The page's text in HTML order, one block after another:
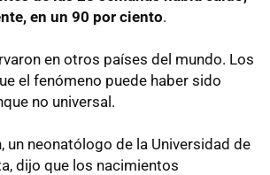
en un 90 por ciento.
en otros países del mundo. Los
el fenómeno puede haber sido
no universal.
un neonatólogo de la Universidad de
dijo que los nacimientos